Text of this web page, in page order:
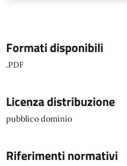
Formati disponibili
.PDF
Licenza distribuzione
pubblico dominio
Riferimenti normativi